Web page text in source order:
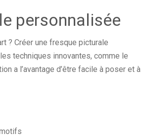
personnalisée
? Créer une fresque picturale
techniques innovantes, comme le
a l’avantage d’être facile à poser et à